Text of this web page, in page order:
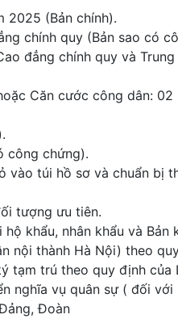
2025 (Bản chính).
chính quy (Bản sao có
đẳng chính quy và
Căn cước công dân:
công chứng).
vào túi hồ sơ và chuẩn bị
tượng ưu tiên.
khẩu, nhân khẩu và Bản
nội thành Hà Nội) theo
tạm trú theo quy định của
nghĩa vụ quân sự ( đối với
Đoàn